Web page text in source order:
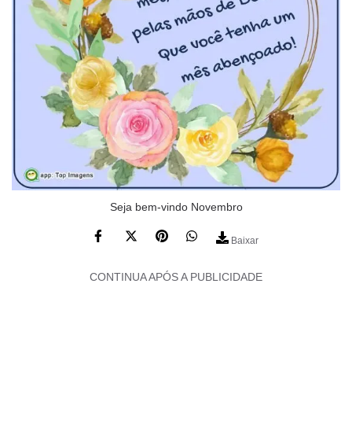
Seja bem-vindo Novembro
Baixar
CONTINUA APÓS A PUBLICIDADE